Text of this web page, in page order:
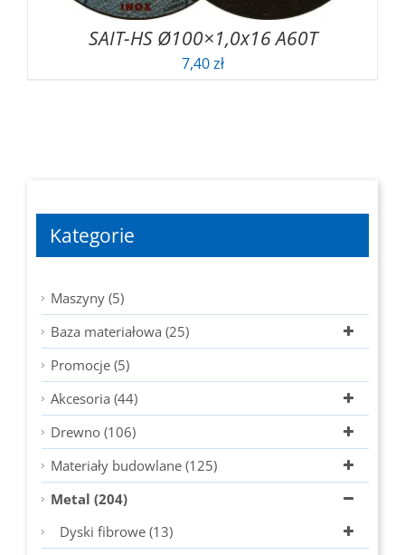
SAIT-HS Ø100×1,0x16 A60T
7,40zł
Kategorie
Maszyny (5)
Baza materiałowa (25)
Promocje (5)
Akcesoria (44)
Drewno (106)
Materiały budowlane (125)
Metal (204)
Dyski fibrowe (13)